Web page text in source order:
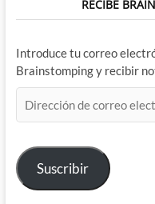
RECIBE
Introduce tu correo
Brainstomping y recibir
de
electrónico
Suscribir